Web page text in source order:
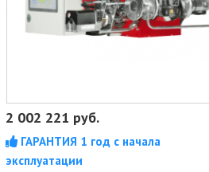
2 002 221 руб.
ГАРАНТИЯ 1 год с начала
эксплуатации